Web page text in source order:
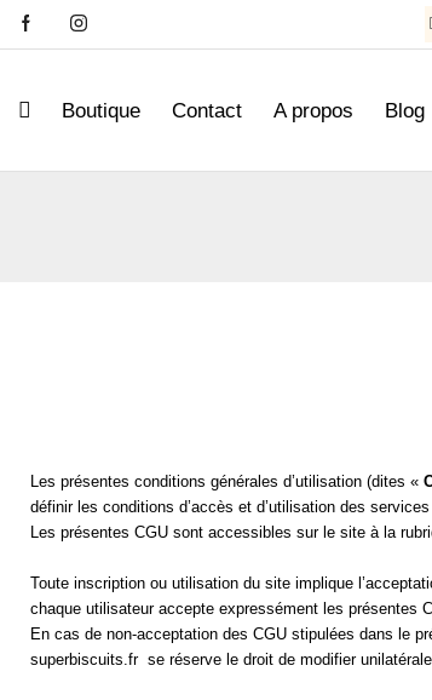
Boutique Contact A propos Blog
Les présentes conditions générales d’utilisation (dites «
définir les conditions d’accès et d’utilisation des
Les présentes CGU sont accessibles sur le site à la
Toute inscription ou utilisation du site implique
chaque utilisateur accepte expressément les présentes
En cas de non-acceptation des CGU stipulées dans le
superbiscuits.fr  se réserve le droit de modifier